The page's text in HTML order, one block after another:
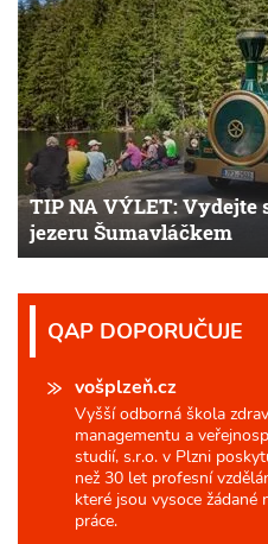
TIP NA VÝLET: Vydejte
jezeru Šumavláčkem
QAP DOPORUČUJE
vošplzeň.cz
Vyšší odborná škola
managementu a
studií, s.r.o. v Plzni
než 30 let profesní
které jsou vysoce žádané
práce.